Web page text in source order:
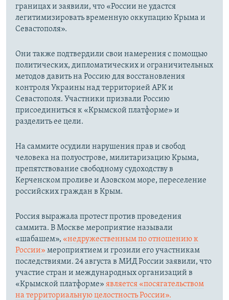
границах и заявили, что «России не удастся
легитимизировать временную оккупацию Крыма и
Севастополя».
Они также подтвердили свои намерения с помощью
политических, дипломатических и ограничительных
методов давить на Россию для восстановления
контроля Украины над территорией АРК и
Севастополя. Участники призвали Россию
присоединиться к «Крымской платформе» и
разделить ее цели.
На саммите осудили нарушения прав и свобод
человека на полуострове, милитаризацию Крыма,
препятствование свободному судоходству в
Керченском проливе и Азовском море, переселение
российских граждан в Крым.
Россия выражала протест против проведения
саммита. В Москве мероприятие называли
«шабашем», «недружественным по отношению к
России» мероприятием и грозили его участникам
последствиями. 24 августа в МИД России заявили, что
участие стран и международных организаций в
«Крымской платформе» является «посягательством
на территориальную целостность России».